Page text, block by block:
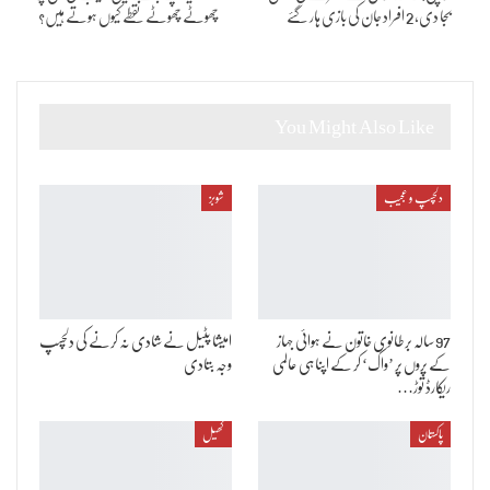
بجا دی، 2 افراد جان کی بازی ہار گئے
چھوٹے چھوٹے نقطے کیوں ہوتے ہیں؟
دلچسپ و عجیب
97 سالہ برطانوی خاتون نے ہوائی جہاز
کے پروں پر ’واک‘ کر کے اپنا ہی عالمی
ریکارڈ توڑ…
شوبز
امیشا پٹیل نے شادی نہ کرنے کی دلچسپ
وجہ بتادی
پاکستان کھیل